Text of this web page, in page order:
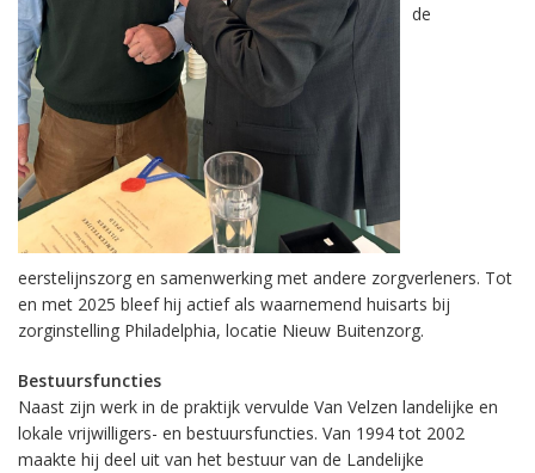
de
eerstelijnszorg en samenwerking met andere zorgverleners. Tot
en met 2025 bleef hij actief als waarnemend huisarts bij
zorginstelling Philadelphia, locatie Nieuw Buitenzorg.
Bestuursfuncties
Naast zijn werk in de praktijk vervulde Van Velzen landelijke en
lokale vrijwilligers- en bestuursfuncties. Van 1994 tot 2002
maakte hij deel uit van het bestuur van de Landelijke